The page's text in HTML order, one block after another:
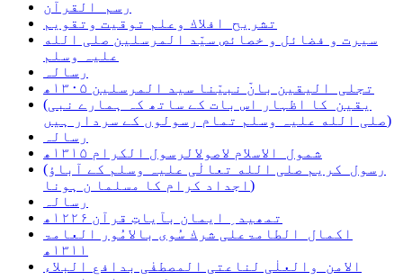
رسم القرآن
تشریح افلاك وعلم توقیت وتقویم
سیرت و فضائل و خصائص سیّد المرسلین صلی الله
علیہ وسلم
رسالہ
تجلی الیقین بانّ نبیّنا سید المرسلین ۱۳۰۵ھ
(یقین کا اظہار اس بات کے ساتھ کہ ہمارے نبی
صلی الله علیہ وسلم تمام رسولوں کے سردار ہیں)
رسالہ
شمول الاسلام لاصولالرسول الکرام ۱۳۱۵ھ
(رسول کریم صلی الله تعالٰی علیہ وسلم کے آباؤ
اجداد کرام کا مسلما ن ہونا)
رسالہ
تمھید ِ ایمان بآیاتِ قرآن ۱۲۲۶ھ
اکمال الطامۃعلی شرك سُوی بالامُور العامۃ
۱۳۱۱ھ
الامن والعلٰی لناعتی المصطفٰی بدافع البلاء